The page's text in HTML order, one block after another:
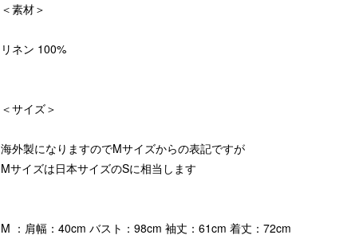
＜素材＞
リネン 100%
＜サイズ＞
海外製になりますのでMサイズからの表記ですが
Mサイズは日本サイズのSに相当します
M ：肩幅：40cm バスト：98cm 袖丈：61cm 着丈：72cm